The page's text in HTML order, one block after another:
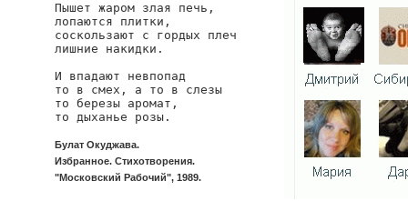
Пышет жаром злая печь,
лопаются плитки,
соскользают с гордых плеч
лишние накидки.
И впадают невпопад
то в смех, а то в слезы
то березы аромат,
то дыханье розы.
Булат Окуджава.
Избранное. Стихотворения.
"Московский Рабочий", 1989.